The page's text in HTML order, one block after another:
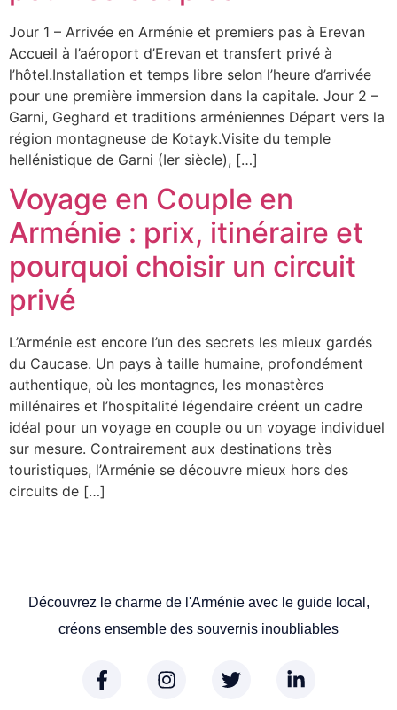
Jour 1 – Arrivée en Arménie et premiers pas à Erevan
Accueil à l’aéroport d’Erevan et transfert privé à
l’hôtel.Installation et temps libre selon l’heure d’arrivée
pour une première immersion dans la capitale. Jour 2 –
Garni, Geghard et traditions arméniennes Départ vers la
région montagneuse de Kotayk.Visite du temple
hellénistique de Garni (Ier siècle), […]
Voyage en Couple en
Arménie : prix, itinéraire et
pourquoi choisir un circuit
privé
L’Arménie est encore l’un des secrets les mieux gardés
du Caucase. Un pays à taille humaine, profondément
authentique, où les montagnes, les monastères
millénaires et l’hospitalité légendaire créent un cadre
idéal pour un voyage en couple ou un voyage individuel
sur mesure. Contrairement aux destinations très
touristiques, l’Arménie se découvre mieux hors des
circuits de […]
Découvrez le charme de l'Arménie avec le guide local,
créons ensemble des souvernis inoubliables